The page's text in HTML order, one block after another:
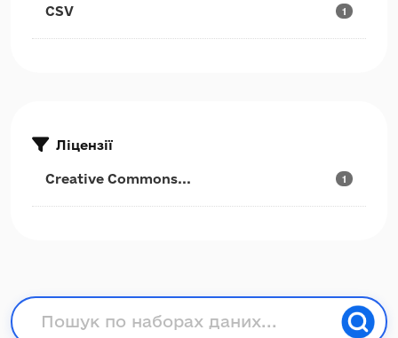
CSV 1
Ліцензії
Creative Commons... 1